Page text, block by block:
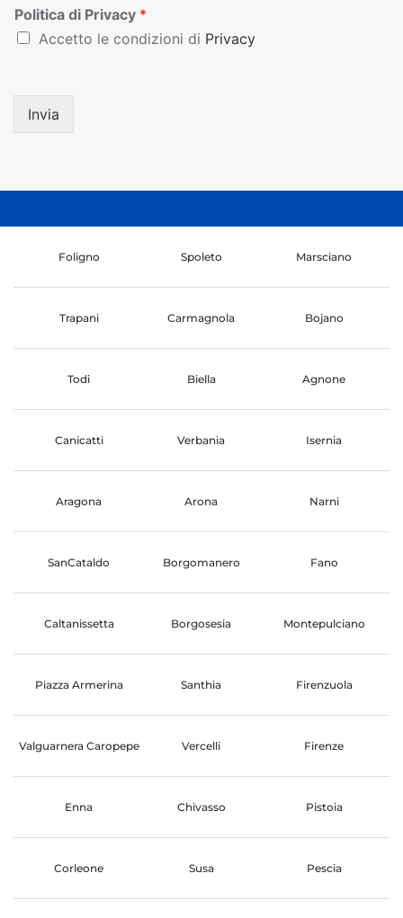
Politica di Privacy *
Accetto le condizioni di Privacy
Invia
Foligno Spoleto Marsciano
Trapani Carmagnola Bojano
Todi Biella Agnone
Canicatti Verbania Isernia
Aragona Arona Narni
SanCataldo Borgomanero Fano
Caltanissetta Borgosesia Montepulciano
Piazza Armerina Santhia Firenzuola
Valguarnera Caropepe Vercelli Firenze
Enna Chivasso Pistoia
Corleone Susa Pescia